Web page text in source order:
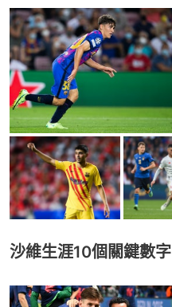
沙維生涯10個關鍵數字